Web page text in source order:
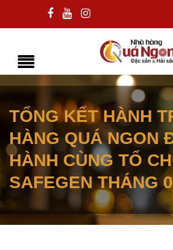
TỔNG KẾT HÀNH
HÀNG QUÁ NGON
HÀNH CÙNG TỔ
SAFEGEN THÁNG